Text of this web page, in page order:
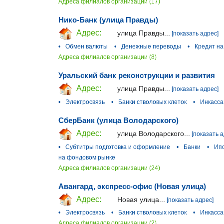
Адреса филиалов организации (17)
Нико-Банк (улица Правды)
Адрес:
улица Правды... [показать адрес]
•
Обмен валюты • Денежные переводы • Кредит
Адреса филиалов организации (8)
Уральский банк реконструкции и развития
Адрес:
улица Правды...
[показать адрес]
•
Электросвязь • Банки стволовых клеток •
СберБанк (улица Володарского)
Адрес:
улица Володарского...
[показать
•
Субтитры подготовка и оформление • Банки •
на фондовом рынке
Адреса филиалов организации (24)
Авангард, экcпресс-офис (Новая улица)
Адрес:
Новая улица...
[показать адрес]
•
Электросвязь • Банки стволовых клеток •